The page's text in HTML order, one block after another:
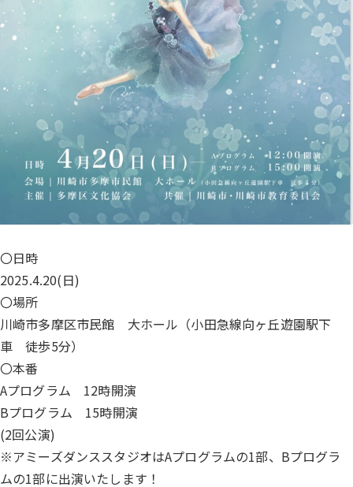
〇日時
2025.4.20(日)
〇場所
川崎市多摩区市民館 大ホール（小田急線向ヶ丘遊園駅下
車 徒歩5分）
〇本番
Aプログラム 12時開演
Bプログラム 15時開演
(2回公演)
※アミーズダンススタジオはAプログラムの1部、Bプログラ
ムの1部に出演いたします！